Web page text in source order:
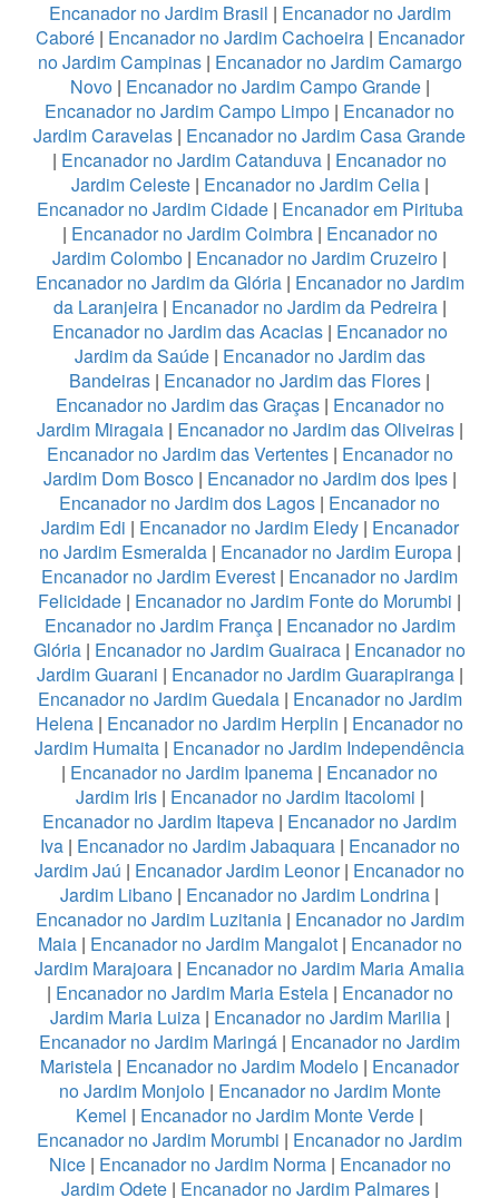
Encanador no Jardim Brasil | Encanador no Jardim
Caboré| Encanador no Jardim Cachoeira| Encanador
no Jardim Campinas| Encanador no Jardim Camargo
Novo| Encanador no Jardim Campo Grande|
Encanador no Jardim Campo Limpo | Encanador no
Jardim Caravelas | Encanador no Jardim Casa Grande
| Encanador no Jardim Catanduva | Encanador no
Jardim Celeste| Encanador no Jardim Celia|
Encanador no Jardim Cidade| Encanador em Pirituba
| Encanador no Jardim Coimbra| Encanador no
Jardim Colombo | Encanador no Jardim Cruzeiro |
Encanador no Jardim da Glória| Encanador no Jardim
da Laranjeira| Encanador no Jardim da Pedreira|
Encanador no Jardim das Acacias| Encanador no
Jardim da Saúde| Encanador no Jardim das
Bandeiras | Encanador no Jardim das Flores |
Encanador no Jardim das Graças| Encanador no
Jardim Miragaia| Encanador no Jardim das Oliveiras|
Encanador no Jardim das Vertentes| Encanador no
Jardim Dom Bosco| Encanador no Jardim dos Ipes|
Encanador no Jardim dos Lagos | Encanador no
Jardim Edi | Encanador no Jardim Eledy| Encanador
no Jardim Esmeralda| Encanador no Jardim Europa|
Encanador no Jardim Everest | Encanador no Jardim
Felicidade | Encanador no Jardim Fonte do Morumbi |
Encanador no Jardim França| Encanador no Jardim
Glória | Encanador no Jardim Guairaca | Encanador no
Jardim Guarani | Encanador no Jardim Guarapiranga|
Encanador no Jardim Guedala| Encanador no Jardim
Helena | Encanador no Jardim Herplin | Encanador no
Jardim Humaita | Encanador no Jardim Independência
| Encanador no Jardim Ipanema | Encanador no
Jardim Iris| Encanador no Jardim Itacolomi |
Encanador no Jardim Itapeva | Encanador no Jardim
Iva| Encanador no Jardim Jabaquara| Encanador no
Jardim Jaú | Encanador Jardim Leonor| Encanador no
Jardim Libano | Encanador no Jardim Londrina |
Encanador no Jardim Luzitania| Encanador no Jardim
Maia| Encanador no Jardim Mangalot| Encanador no
Jardim Marajoara | Encanador no Jardim Maria Amalia
| Encanador no Jardim Maria Estela| Encanador no
Jardim Maria Luiza| Encanador no Jardim Marilia|
Encanador no Jardim Maringá | Encanador no Jardim
Maristela | Encanador no Jardim Modelo | Encanador
no Jardim Monjolo| Encanador no Jardim Monte
Kemel | Encanador no Jardim Monte Verde |
Encanador no Jardim Morumbi | Encanador no Jardim
Nice| Encanador no Jardim Norma| Encanador no
Jardim Odete| Encanador no Jardim Palmares|